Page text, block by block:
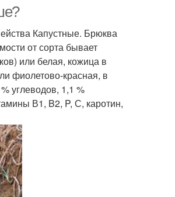
Капустные. Брюква
от сорта бывает
или белая, кожица в
фиолетово-красная, в
углеводов, 1,1 %
В1, B2, P, С, каротин,